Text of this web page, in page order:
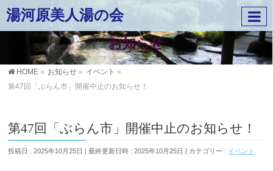
湯河原美人湯の会
お知らせ
HOME » お知らせ » イベント »
第47回「ぶらん市」開催中止のお知らせ！
第47回「ぶらん市」開催中止のお知らせ！
投稿日 : 2025年10月25日 最終更新日時 : 2025年10月25日 カテゴリー : イベント